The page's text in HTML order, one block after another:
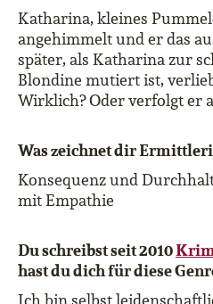
Katharina, kleines
angehimmelt und er das
später, als Katharina zur
Blondine mutiert ist,
Wirklich? Oder verfolgt er
Was zeichnet dir
Konsequenz und
mit Empathie
Du schreibst seit 2010
hast du dich für diese